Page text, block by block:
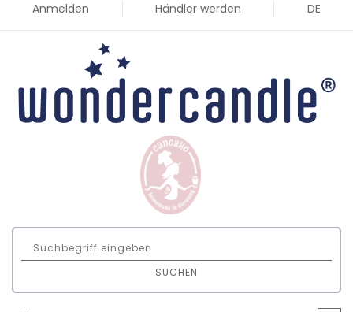
Anmelden Händler werden DE
SUCHEN